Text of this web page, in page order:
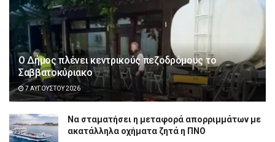
Ο Δήμος πλένει κεντρικούς πεζοδρόμους το
Σαββατοκύριακο
7 ΑΥΓΟΎΣΤΟΥ 2026
Να σταματήσει η μεταφορά απορριμμάτων με
ακατάλληλα οχήματα ζητά η ΠΝΟ